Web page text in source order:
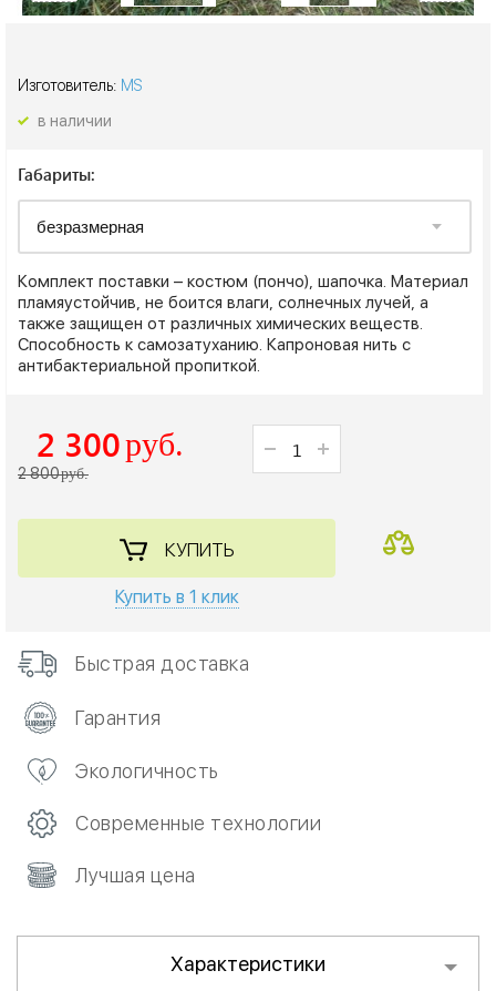
Изготовитель: MS
в наличии
Габариты:
Комплект поставки – костюм (пончо), шапочка. Материал
пламяустойчив, не боится влаги, солнечных лучей, а
также защищен от различных химических веществ.
Способность к самозатуханию. Капроновая нить с
антибактериальной пропиткой.
2 300 руб.
2 800руб.
КУПИТЬ
Купить в 1 клик
Быстрая доставка
Гарантия
Экологичность
Современные технологии
Лучшая цена
Характеристики